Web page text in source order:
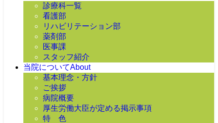
診療科一覧
看護部
リハビリテーション部
薬剤部
医事課
スタッフ紹介
当院についてAbout
基本理念・方針
ご挨拶
病院概要
厚生労働大臣が定める掲示事項
特 色